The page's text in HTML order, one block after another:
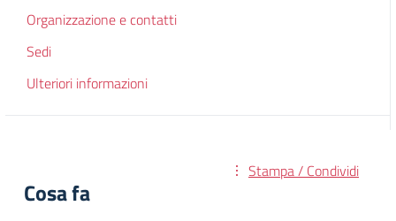
Organizzazione e contatti
Sedi
Ulteriori informazioni
Stampa / Condividi
Cosa fa